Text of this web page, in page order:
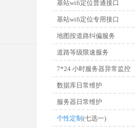
基站wifi定位普通接口
基站wifi定位专用接口
地图按道路纠偏服务
道路等级限速服务
7*24 小时服务器异常监控
数据库日常维护
服务器日常维护
个性定制 (七选一)